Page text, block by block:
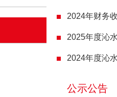
2024年财务
2025年度沁
2024年度沁
公示公告